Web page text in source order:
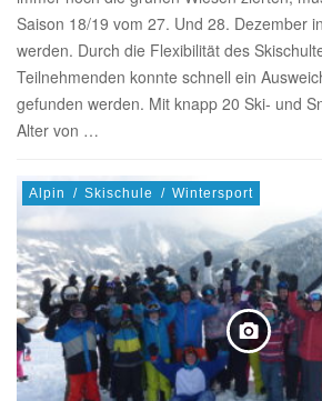
Saison 18/19 vom 27. Und 28. Dezember
werden. Durch die Flexibilität des
Teilnehmenden konnte schnell ein
gefunden werden. Mit knapp 20 Ski- und
Alter von …
Alpin / Skischule / Wintersport